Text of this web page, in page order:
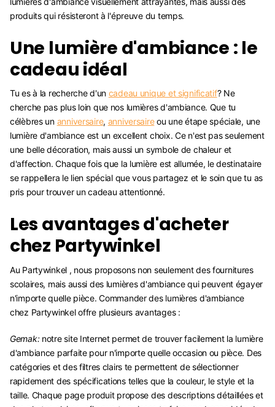
produits qui résisteront à l'épreuve du temps.
Une lumière d'ambiance : le
cadeau idéal
Tu es à la recherche d'un cadeau unique et significatif? Ne
cherche pas plus loin que nos lumières d'ambiance. Que tu
célèbres un anniversaire, anniversaireou une étape spéciale, une
lumière d'ambiance est un excellent choix. Ce n'est pas seulement
une belle décoration, mais aussi un symbole de chaleur et
d'affection. Chaque fois que la lumière est allumée, le destinataire
se rappellera le lien spécial que vous partagez et le soin que tu as
pris pour trouver un cadeau attentionné.
Les avantages d'acheter
chez Partywinkel
Au Partywinkel , nous proposons non seulement des fournitures
scolaires, mais aussi des lumières d'ambiance qui peuvent égayer
n'importe quelle pièce. Commander des lumières d'ambiance
chez Partywinkel offre plusieurs avantages :
Gemak:notre site Internet permet de trouver facilement la lumière
d'ambiance parfaite pour n'importe quelle occasion ou pièce. Des
catégories et des filtres clairs te permettent de sélectionner
rapidement des spécifications telles que la couleur, le style et la
taille. Chaque page produit propose des descriptions détaillées et